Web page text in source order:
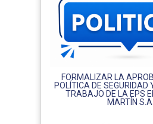
FORMALIZAR LA
POLÍTICA DE SEGURIDAD
TRABAJO DE LA EPS
MARTÍN S.A